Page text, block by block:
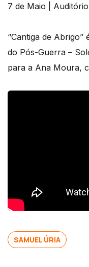
7 de Maio | Auditório
“Cantiga de
do Pós-Guerra –
para a Ana Moura,
SAMUEL ÚRIA